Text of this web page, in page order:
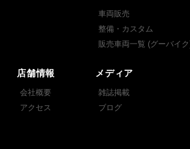
車両販売
整備・カスタム
販売車両一覧 (グーバイ
店舗情報
会社概要
アクセス
メディア
雑誌掲載
ブログ